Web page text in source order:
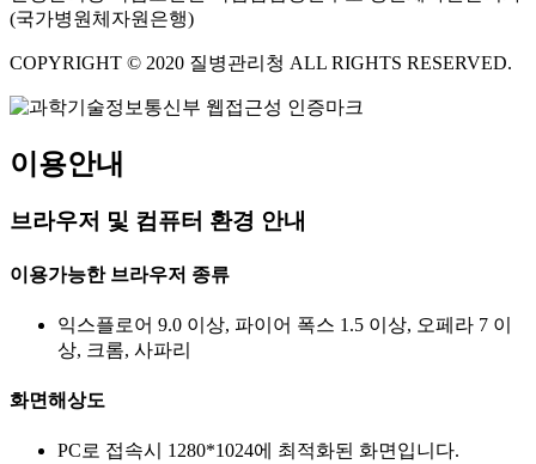
(국가병원체자원은행)
COPYRIGHT © 2020 질병관리청 ALL RIGHTS RESERVED.
이용안내
브라우저 및 컴퓨터 환경 안내
이용가능한 브라우저 종류
익스플로어 9.0 이상, 파이어 폭스 1.5 이상, 오페라 7 이
상, 크롬, 사파리
화면해상도
PC로 접속시 1280*1024에 최적화된 화면입니다.